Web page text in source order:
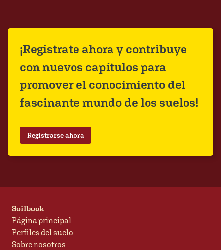
¡Regístrate ahora y contribuye
con nuevos capítulos para
promover el conocimiento del
fascinante mundo de los suelos!
Registrarse ahora
Soilbook
Página principal
Perfiles del suelo
Sobre nosotros